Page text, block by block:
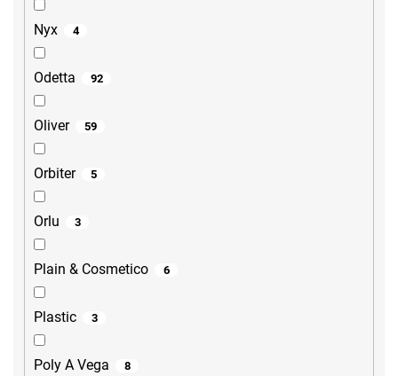
Nyx 4
Odetta 92
Oliver 59
Orbiter 5
Orlu 3
Plain & Cosmetico 6
Plastic 3
Poly A Vega 8